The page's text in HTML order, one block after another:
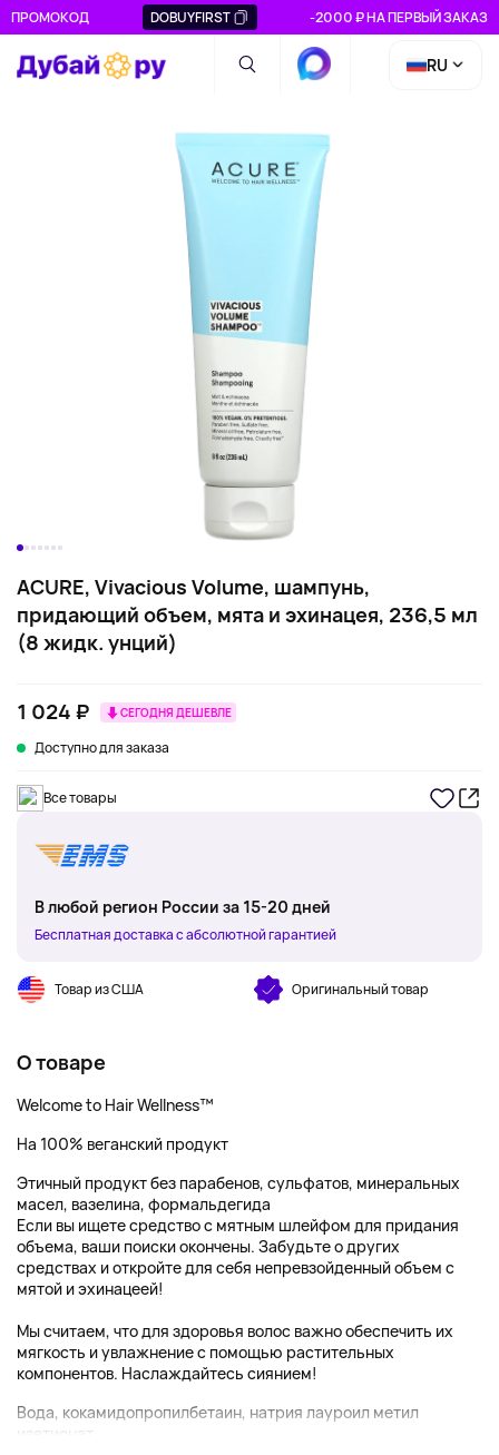
ПРОМОКОД DOBUYFIRST -2000 ₽ НА ПЕРВЫЙ ЗАКАЗ
RU
ACURE, Vivacious Volume, шампунь,
придающий объем, мята и эхинацея, 236,5 мл
(8 жидк. унций)
1 024 ₽ СЕГОДНЯ ДЕШЕВЛЕ
Доступно для заказа
Все товары
В любой регион России за 15-20 дней
Бесплатная доставка с абсолютной гарантией
Товар из США Оригинальный товар
О товаре
Welcome to Hair Wellness™
На 100% веганский продукт
Этичный продукт без парабенов, сульфатов, минеральных
масел, вазелина, формальдегида
Если вы ищете средство с мятным шлейфом для придания
объема, ваши поиски окончены. Забудьте о других
средствах и откройте для себя непревзойденный объем с
мятой и эхинацеей!
Мы считаем, что для здоровья волос важно обеспечить их
мягкость и увлажнение с помощью растительных
компонентов. Наслаждайтесь сиянием!
Вода, кокамидопропилбетаин, натрия лауроил метил
изетионат,...